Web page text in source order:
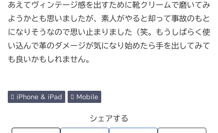
あえてヴィンテージ感を出すために靴クリームで磨いてみ
ようかとも思いましたが、素人がやると却って事故のもと
になりそうなので思い止まりました（笑。もうしばらく使
い込んで革のダメージが気になり始めたら手を出してみて
も良いかもしれません。
iPhone & iPad Mobile
シェアする